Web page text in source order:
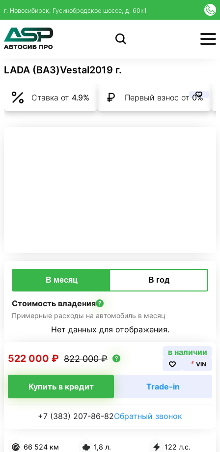
г. Новосибирск, Гусинобродское шоссе, д. 60к1
LADA (ВАЗ)VestaI2019 г.
Ставка от 4.9% Первый взнос от 0%
66 524 км 1,8 л. 122 л.с.
522 000 ₽ 822 000 ₽
в наличии
VIN
Купить в кредит Trade-in
+7 (383) 207-86-82Обратный звонок
В месяц В год
Стоимость владения
Примерные расходы на автомобиль в месяц
Нет данных для отображения.